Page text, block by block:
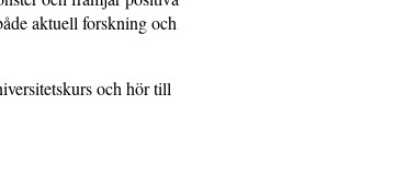
aktuell forskning och
och hör till